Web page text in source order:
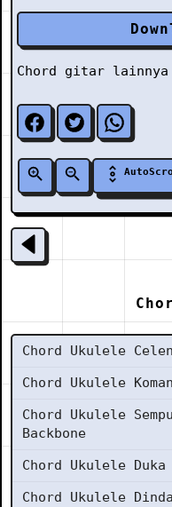
Chord gitar
Chord Ukulele
Chord Ukulele
Chord Ukulele
Backbone
Chord Ukulele
Chord Ukulele